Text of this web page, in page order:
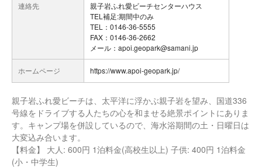
連絡先
親子岩ふれ愛ビーチセンターハウス
TEL補足:期間中のみ
TEL：0146-36-5555
FAX：0146-36-2662
メール：apoi.geopark@samani.jp
ホームページ https://www.apoi-geopark.jp/
親子岩ふれ愛ビーチは、太平洋に浮かぶ親子岩を望み、国道336
号線をドライブする人たちの心を和ませる絶景ポイントにありま
す。キャンプ場を併設しているので、海水浴期間の土・日曜日は
大変込み合います。
【料金】 大人: 600円 1泊料金(高校生以上) 子供: 400円 1泊料金
(小・中学生)